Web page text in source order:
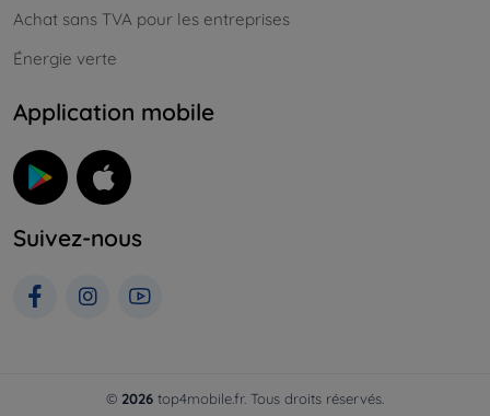
Achat sans TVA pour les entreprises
Énergie verte
Application mobile
Suivez-nous
© 2026 top4mobile.fr. Tous droits réservés.